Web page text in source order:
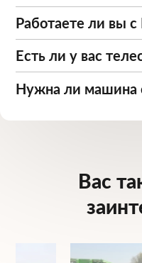
Работаете ли вы
Есть ли у вас
Нужна ли машина
Вас